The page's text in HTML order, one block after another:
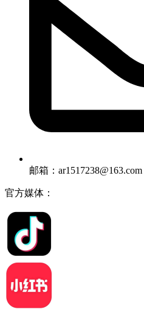
邮箱：ar1517238@163.com
官方媒体：